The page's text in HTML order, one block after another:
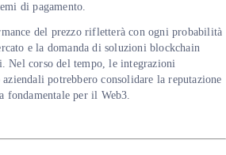
di pagamento.
del prezzo rifletterà con ogni probabilità
e la domanda di soluzioni blockchain
Nel corso del tempo, le integrazioni
potrebbero consolidare la reputazione
fondamentale per il Web3.